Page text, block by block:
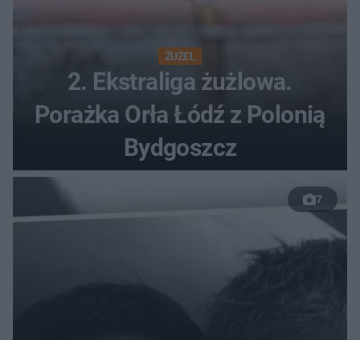
ŻUŻEL
2. Ekstraliga żużlowa.
Porażka Orła Łódź z Polonią
Bydgoszcz
7